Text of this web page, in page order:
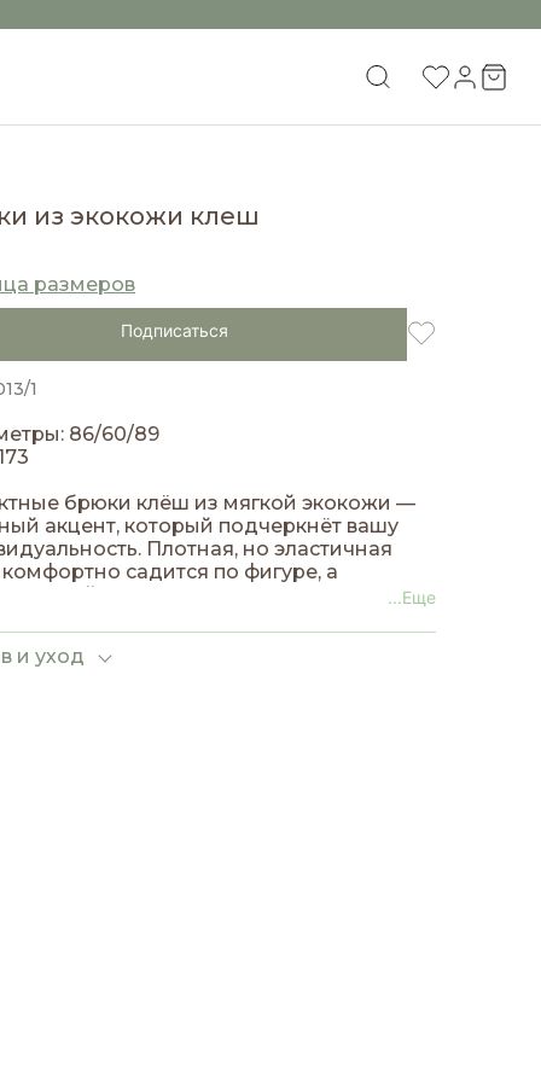
из экокожи клеш
размеров
Подписаться
1
86/60/89
брюки клёш из мягкой экокожи —
акцент, который подчеркнёт вашу
Плотная, но эластичная
комфортно садится по фигуре, а
низ визуально удлиняет ноги и
...Еще
и уход